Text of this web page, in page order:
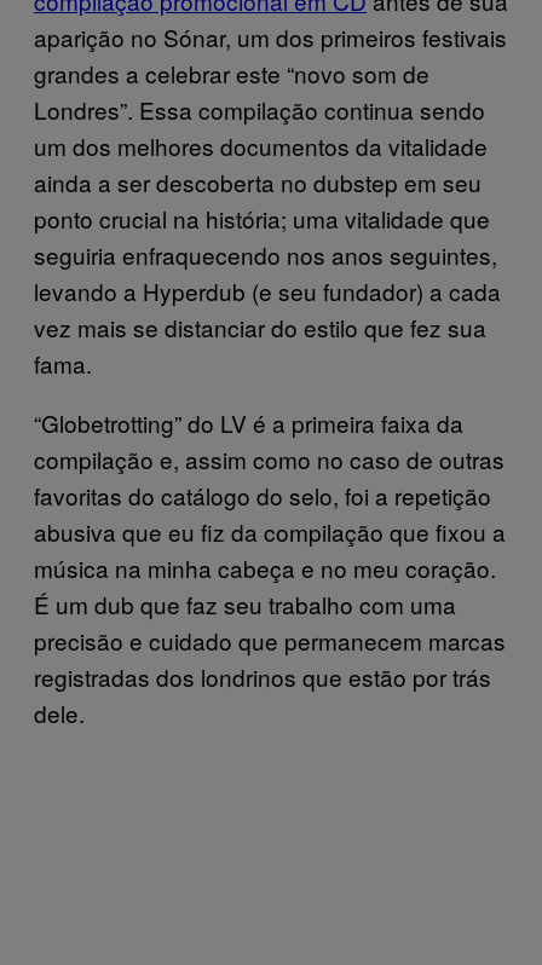
aparição no Sónar, um dos primeiros festivais
grandes a celebrar este “novo som de
Londres”. Essa compilação continua sendo
um dos melhores documentos da vitalidade
ainda a ser descoberta no dubstep em seu
ponto crucial na história; uma vitalidade que
seguiria enfraquecendo nos anos seguintes,
levando a Hyperdub (e seu fundador) a cada
vez mais se distanciar do estilo que fez sua
fama.
“Globetrotting” do LV é a primeira faixa da
compilação e, assim como no caso de outras
favoritas do catálogo do selo, foi a repetição
abusiva que eu fiz da compilação que fixou a
música na minha cabeça e no meu coração.
É um dub que faz seu trabalho com uma
precisão e cuidado que permanecem marcas
registradas dos londrinos que estão por trás
dele.